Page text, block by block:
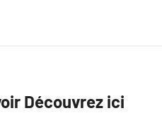
Découvrez ici